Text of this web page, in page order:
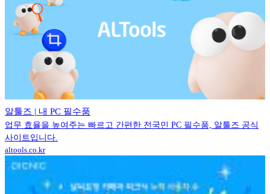
알툴즈 | 내 PC 필수품
업무 효율을 높여주는 빠르고 간편한 전국민 PC 필수품, 알툴즈 공식
사이트입니다.
altools.co.kr